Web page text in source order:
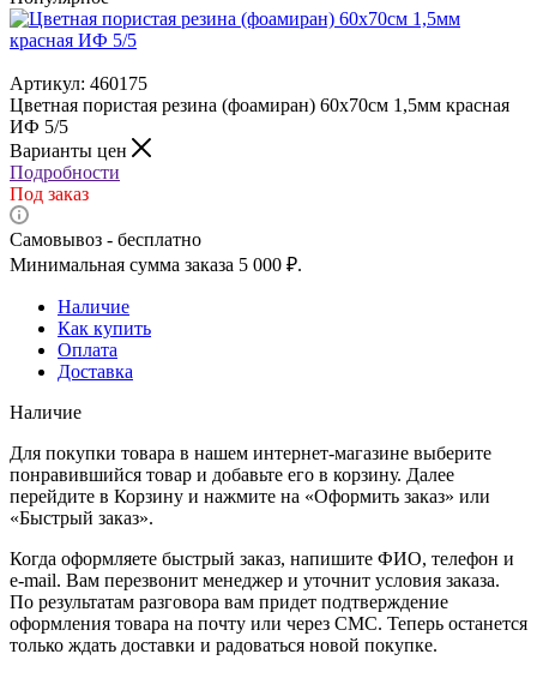
Артикул: 460175
Цветная пористая резина (фоамиран) 60х70см 1,5мм красная
ИФ 5/5
Варианты цен
Подробности
Под заказ
Самовывоз - бесплатно
Минимальная сумма заказа 5 000 ₽.
Наличие
Как купить
Оплата
Доставка
Наличие
Для покупки товара в нашем интернет-магазине выберите
понравившийся товар и добавьте его в корзину. Далее
перейдите в Корзину и нажмите на «Оформить заказ» или
«Быстрый заказ».
Когда оформляете быстрый заказ, напишите ФИО, телефон и
e-mail. Вам перезвонит менеджер и уточнит условия заказа.
По результатам разговора вам придет подтверждение
оформления товара на почту или через СМС. Теперь останется
только ждать доставки и радоваться новой покупке.